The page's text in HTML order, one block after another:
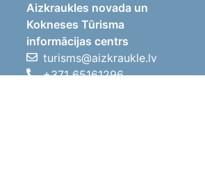
Aizkraukles novada un
Kokneses Tūrisma
informācijas centrs
turisms@aizkraukle.lv
+371 65161296